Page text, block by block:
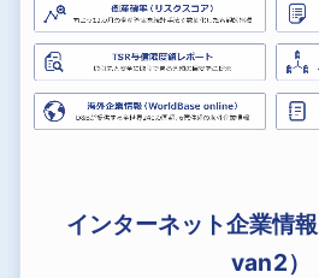
インターネット企業情
van2）